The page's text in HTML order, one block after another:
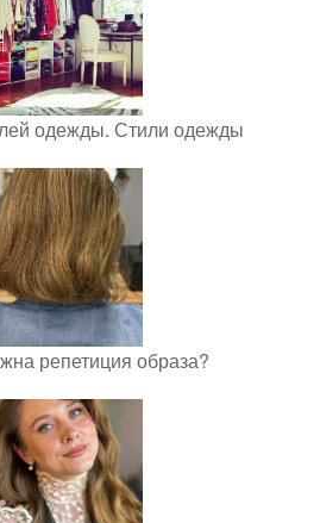
одежды. Стили одежды
репетиция образа?